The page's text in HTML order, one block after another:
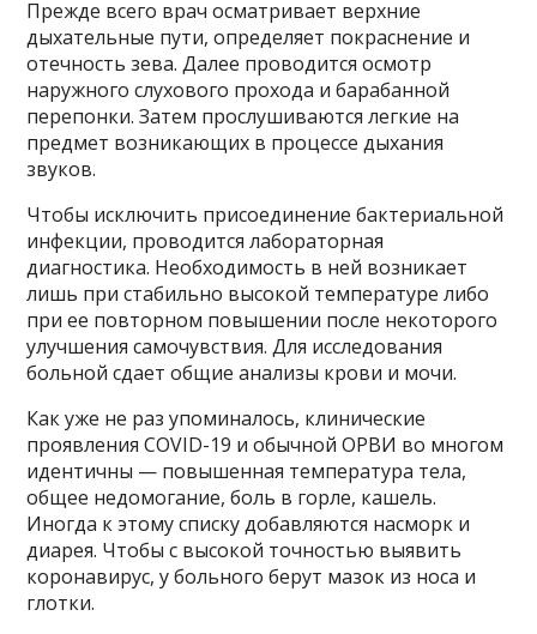
Прежде всего врач осматривает верхние
дыхательные пути, определяет покраснение и
отечность зева. Далее проводится осмотр
наружного слухового прохода и барабанной
перепонки. Затем прослушиваются легкие на
предмет возникающих в процессе дыхания
звуков.
Чтобы исключить присоединение бактериальной
инфекции, проводится лабораторная
диагностика. Необходимость в ней возникает
лишь при стабильно высокой температуре либо
при ее повторном повышении после некоторого
улучшения самочувствия. Для исследования
больной сдает общие анализы крови и мочи.
Как уже не раз упоминалось, клинические
проявления COVID-19 и обычной ОРВИ во многом
идентичны — повышенная температура тела,
общее недомогание, боль в горле, кашель.
Иногда к этому списку добавляются насморк и
диарея. Чтобы с высокой точностью выявить
коронавирус, у больного берут мазок из носа и
глотки.